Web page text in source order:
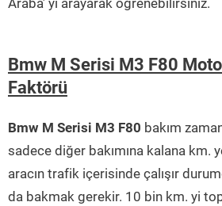
Araba’ yı arayarak öğrenebilirsiniz.
Bmw M Serisi M3 F80
Faktörü
Bmw M Serisi M3 F80 bakım
sadece diğer bakımına kalana km.
aracın trafik içerisinde çalışır
da bakmak gerekir. 10 bin km. yi